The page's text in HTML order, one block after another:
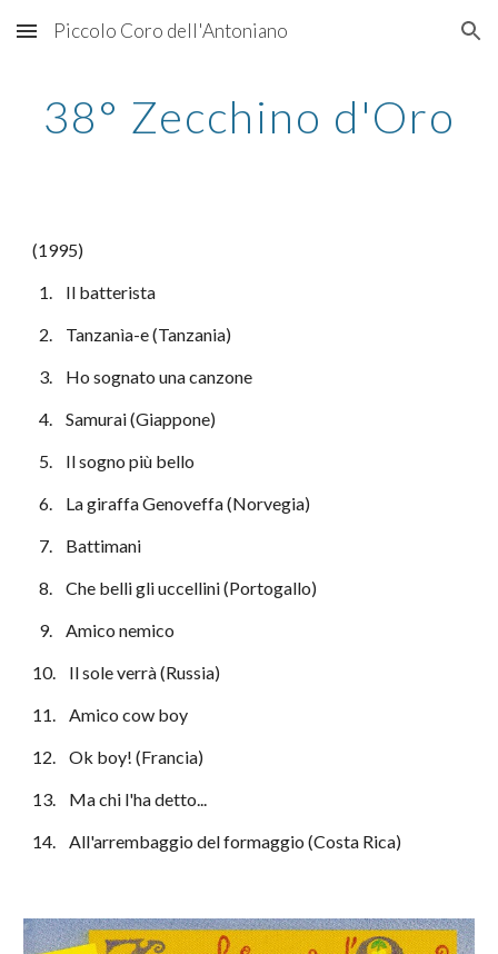
Skip to main content Skip to navigation
Piccolo Coro dell'Antoniano
38° Zecchino d'Oro
(1995)
  1.    Il batterista
  2.    Tanzanìa-e (Tanzania)
  3.    Ho sognato una canzone
  4.    Samurai (Giappone)
  5.    Il sogno più bello
  6.    La giraffa Genoveffa (Norvegia)
  7.    Battimani
  8.    Che belli gli uccellini (Portogallo)
  9.    Amico nemico
10.    Il sole verrà (Russia)
11.    Amico cow boy
12.    Ok boy! (Francia)
13.    Ma chi l'ha detto...
14.    All'arrembaggio del formaggio (Costa Rica)